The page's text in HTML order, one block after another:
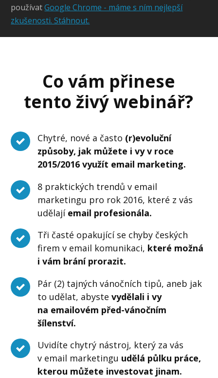
používatGoogle Chrome - máme s ním nejlepší
zkušenosti. Stáhnout.
Co vám přinese
tento živý webinář?
Chytré, nové a často (r)evoluční
způsoby, jak můžete i vy v roce
2015/2016 využít email marketing.
8 praktických trendů v email
marketingu pro rok 2016, které z vás
udělají email profesionála.
Tři časté opakující se chyby českých
firem v email komunikaci, které možná
i vám brání prorazit.
Pár (2) tajných vánočních tipů, aneb jak
to udělat, abystevydělali i vy
na emailovém před-vánočním
šílenství.
Uvidíte chytrý nástroj, který za vás
v email marketingu udělá půlku práce,
kterou můžete investovat jinam.